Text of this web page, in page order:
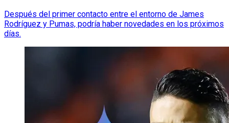
Después del primer contacto entre el entorno de James
Rodríguez y Pumas, podría haber novedades en los próximos
días.